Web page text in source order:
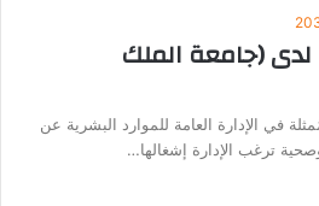
لدى (جامعة الملك
في الإدارة العامة للموارد البشرية عن